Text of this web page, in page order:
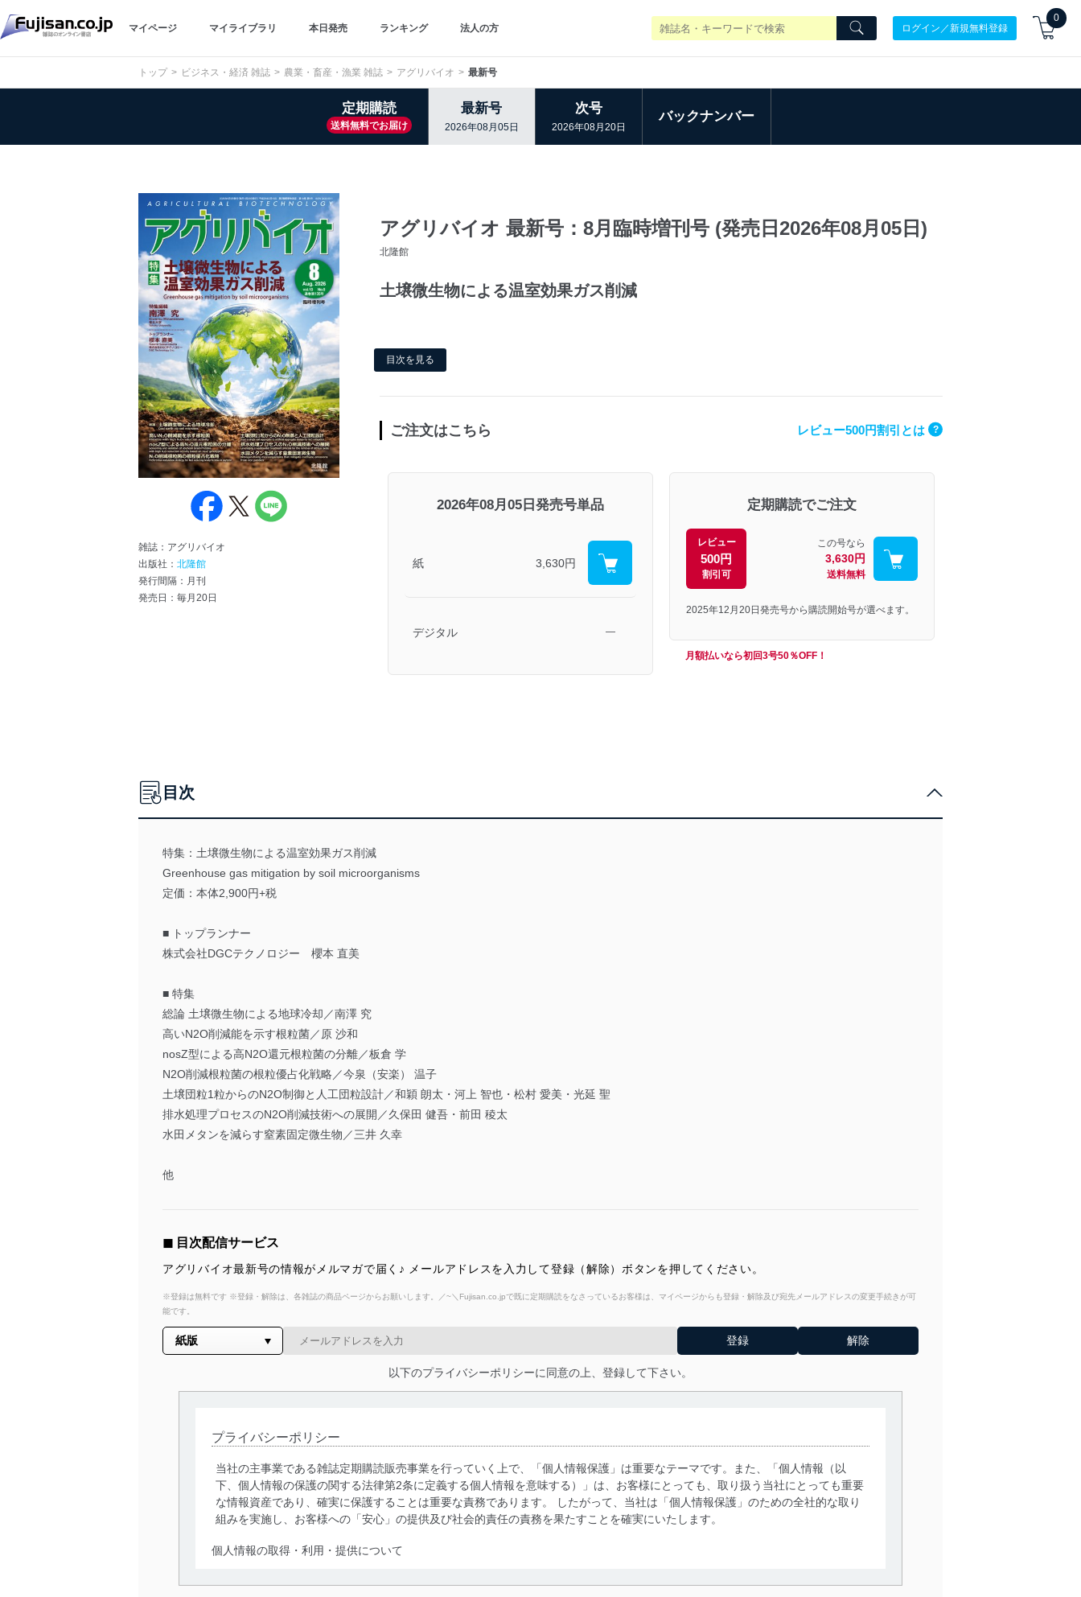
マイページ マイライブラリ 本日発売 ランキング 法人の方 ログイン／新規無料登録
0
トップ ビジネス・経済 雑誌 農業・畜産・漁業 雑誌 アグリバイオ 最新号
定期購読
送料無料でお届け
最新号
2026年08月05日
次号
2026年08月20日
バックナンバー
雑誌：アグリバイオ
出版社： 北隆館
発行間隔：月刊
発売日：毎月20日
アグリバイオ 最新号：8月臨時増刊号 (発売日2026年08月05日)
北隆館
土壌微生物による温室効果ガス削減
目次を見る
ご注文はこちら レビュー500円割引とは ?
2026年08月05日発売号単品
紙 3,630円
デジタル ―
定期購読でご注文
レビュー
500円
割引可
この号なら
3,630円
送料無料
2025年12月20日発売号から購読開始号が選べます。
月額払いなら初回3号50％OFF！
目次
特集：土壌微生物による温室効果ガス削減
Greenhouse gas mitigation by soil microorganisms
定価：本体2,900円+税
■ トップランナー
株式会社DGCテクノロジー 櫻本 直美
■ 特集
総論 土壌微生物による地球冷却／南澤 究
高いN2O削減能を示す根粒菌／原 沙和
nosZ型による高N2O還元根粒菌の分離／板倉 学
N2O削減根粒菌の根粒優占化戦略／今泉（安楽） 温子
土壌団粒1粒からのN2O制御と人工団粒設計／和穎 朗太・河上 智也・松村 愛美・光延 聖
排水処理プロセスのN2O削減技術への展開／久保田 健吾・前田 稜太
水田メタンを減らす窒素固定微生物／三井 久幸
他
◼︎ 目次配信サービス
アグリバイオ最新号の情報がメルマガで届く♪ メールアドレスを入力して登録（解除）ボタンを押してください。
※登録は無料です ※登録・解除は、各雑誌の商品ページからお願いします。／~＼Fujisan.co.jpで既に定期購読をなさっているお客様は、マイページからも登録・解除及び宛先メールアドレスの変更手続きが可
能です。
以下のプライバシーポリシーに同意の上、登録して下さい。
プライバシーポリシー
当社の主事業である雑誌定期購読販売事業を行っていく上で、「個人情報保護」は重要なテーマです。また、「個人情報（以
下、個人情報の保護の関する法律第2条に定義する個人情報を意味する）」は、お客様にとっても、取り扱う当社にとっても重要
な情報資産であり、確実に保護することは重要な責務であります。 したがって、当社は「個人情報保護」のための全社的な取り
組みを実施し、お客様への「安心」の提供及び社会的責任の責務を果たすことを確実にいたします。
個人情報の取得・利用・提供について
当社は、個人情報の取得・利用・提供に際して、その利用目的を明確にし、本人の同意を得たうえで利用目的の達成に必要な範